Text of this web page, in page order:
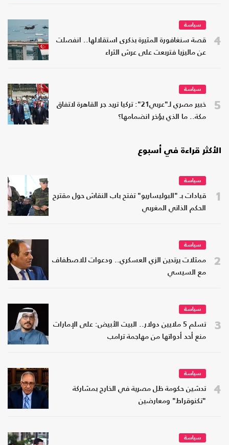
4
سياسة
قصة سنغافورة المثيرة بذكرى استقلالها.. انفصلت
عن ماليزيا فتربعت على عرش الثراء
5
سياسة
خبير مصري لـ"عربي21": تركيا تريد جر القاهرة لاتفاق
مكة.. ما الذي يؤخر انضمامها؟
الأكثر قراءة في أسبوع
1
سياسة
قيادات بـ "البوليساريو" تفتح باب النقاش حول مقترح
الحكم الذاتي المغربي
2
سياسة
ممثلات يرتدين الزي العسكري.. ودعوات للاصطفاف
مع السيسي
3
سياسة
تسلم 5 ملايين دولار.. البيت الأبيض: على الإمارات
منع أحد أدواتها من مهاجمة ترامب
4
سياسة
تدشين حكومة ظل مصرية في الخارج بمشاركة
"تكنوقراط" ومعارضين
سياسة